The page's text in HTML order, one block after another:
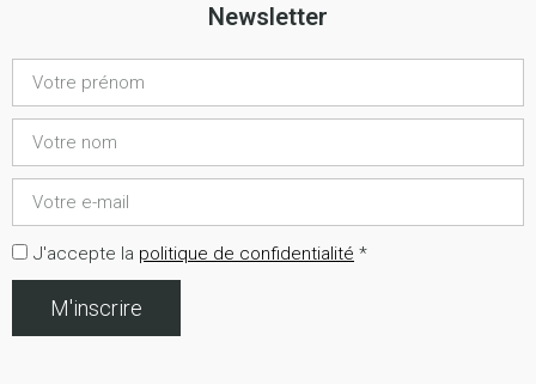
Newsletter
J'accepte la politique de confidentialité *
M'inscrire